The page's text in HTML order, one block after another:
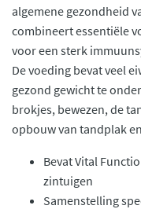
algemene gezondheid
combineert essentiële
voor een sterk
De voeding bevat veel
gezond gewicht te
brokjes, bewezen, de
opbouw van tandplak
Bevat Vital
zintuigen
Samenstelling